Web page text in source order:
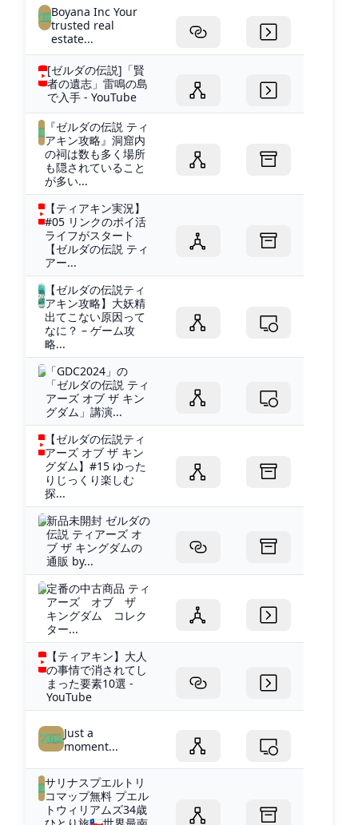
Boyana Inc Your
trusted real
estate...
[ゼルダの伝説]「賢
者の遺志」雷鳴の島
で入手 - YouTube
『ゼルダの伝説 ティ
アキン攻略』洞窟内
の祠は数も多く場所
も隠されていること
が多い...
【ティアキン実況】
#05 リンクのポイ活
ライフがスタート
【ゼルダの伝説 ティ
アー...
【ゼルダの伝説ティ
アキン攻略】大妖精
出てこない原因って
なに？ – ゲーム攻
略...
「GDC2024」の
「ゼルダの伝説 ティ
アーズ オブ ザ キン
グダム」講演...
【ゼルダの伝説ティ
アーズ オブ ザ キン
グダム】#15 ゆった
りじっくり楽しむ
探...
新品未開封 ゼルダの
伝説 ティアーズ オ
ブ ザ キングダムの
通販 by...
定番の中古商品 ティ
アーズ オブ ザ
キングダム コレク
ター...
【ティアキン】大人
の事情で消されてし
まった要素10選 -
YouTube
Just a
moment...
サリナスプエルトリ
コマップ無料 プエル
トウィリアムズ34歳